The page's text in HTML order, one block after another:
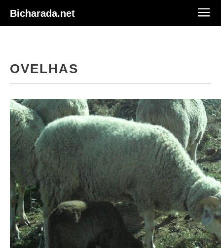
Bicharada.net
OVELHAS